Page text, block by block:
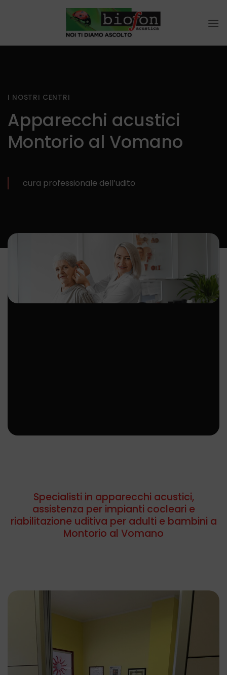
I NOSTRI CENTRI
Apparecchi acustici
Montorio al Vomano
cura professionale dell’udito
Specialisti in apparecchi acustici,
assistenza per impianti cocleari e
riabilitazione uditiva per adulti e bambini a
Montorio al Vomano